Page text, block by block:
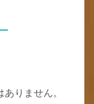
りません。